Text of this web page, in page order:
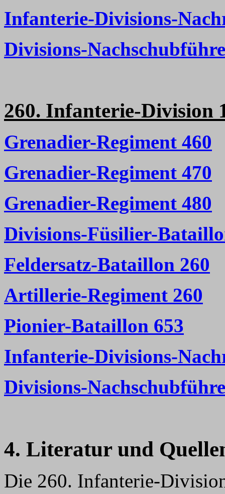
Infanterie-Divisions-
Divisions-
260. Infanterie-Division
Grenadier-Regiment 460
Grenadier-Regiment 470
Grenadier-Regiment 480
Divisions-Füsilier-
Feldersatz-Bataillon 260
Artillerie-Regiment 260
Pionier-Bataillon 653
Infanterie-Divisions-
Divisions-
4. Literatur und
Die 260. Infanterie-